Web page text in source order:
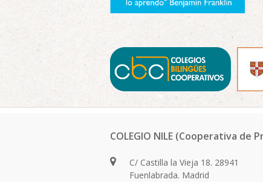
COLEGIO NILE (Cooperativa de
C/ Castilla la Vieja 18. 28941
Fuenlabrada. Madrid